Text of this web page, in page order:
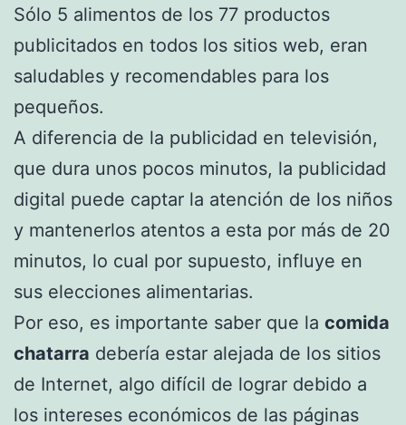
Sólo 5 alimentos de los 77 productos
publicitados en todos los sitios web, eran
saludables y recomendables para los
pequeños.
A diferencia de la publicidad en televisión,
que dura unos pocos minutos, la publicidad
digital puede captar la atención de los niños
y mantenerlos atentos a esta por más de 20
minutos, lo cual por supuesto, influye en
sus elecciones alimentarias.
Por eso, es importante saber que la comida
chatarra debería estar alejada de los sitios
de Internet, algo difícil de lograr debido a
los intereses económicos de las páginas